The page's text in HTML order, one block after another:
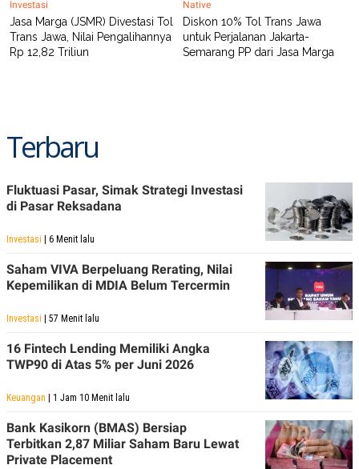
Investasi
Jasa Marga (JSMR) Divestasi Tol
Trans Jawa, Nilai Pengalihannya
Rp 12,82 Triliun
Native
Diskon 10% Tol Trans Jawa
untuk Perjalanan Jakarta-
Semarang PP dari Jasa Marga
Terbaru
Fluktuasi Pasar, Simak Strategi Investasi
di Pasar Reksadana
Investasi | 6 Menit lalu
Saham VIVA Berpeluang Rerating, Nilai
Kepemilikan di MDIA Belum Tercermin
Investasi | 57 Menit lalu
16 Fintech Lending Memiliki Angka
TWP90 di Atas 5% per Juni 2026
Keuangan | 1 Jam 10 Menit lalu
Bank Kasikorn (BMAS) Bersiap
Terbitkan 2,87 Miliar Saham Baru Lewat
Private Placement